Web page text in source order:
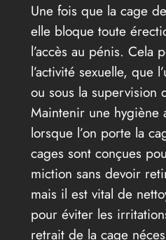
Une fois que la cage
elle bloque toute
l’accès au pénis. Cela
l’activité sexuelle, que
ou sous la supervision
Maintenir une hygiène
lorsque l’on porte la
cages sont conçues
miction sans devoir
mais il est vital de
pour éviter les
retrait de la cage